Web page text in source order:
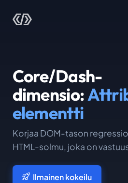
Core/Dash-
dimensio:
elementti
Korjaa DOM-tason
HTML-solmu, joka on
Ilmainen kokeilu